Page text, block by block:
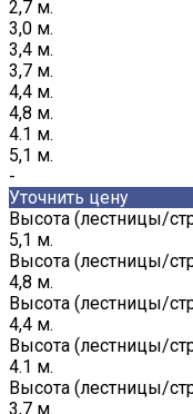
2,7 м.
3,0 м.
3,4 м.
3,7 м.
4,4 м.
4,8 м.
4.1 м.
5,1 м.
-
Уточнить цену
Высота (лестницы/
5,1 м.
Высота (лестницы/
4,8 м.
Высота (лестницы/
4,4 м.
Высота (лестницы/
4.1 м.
Высота (лестницы/
3,7 м.